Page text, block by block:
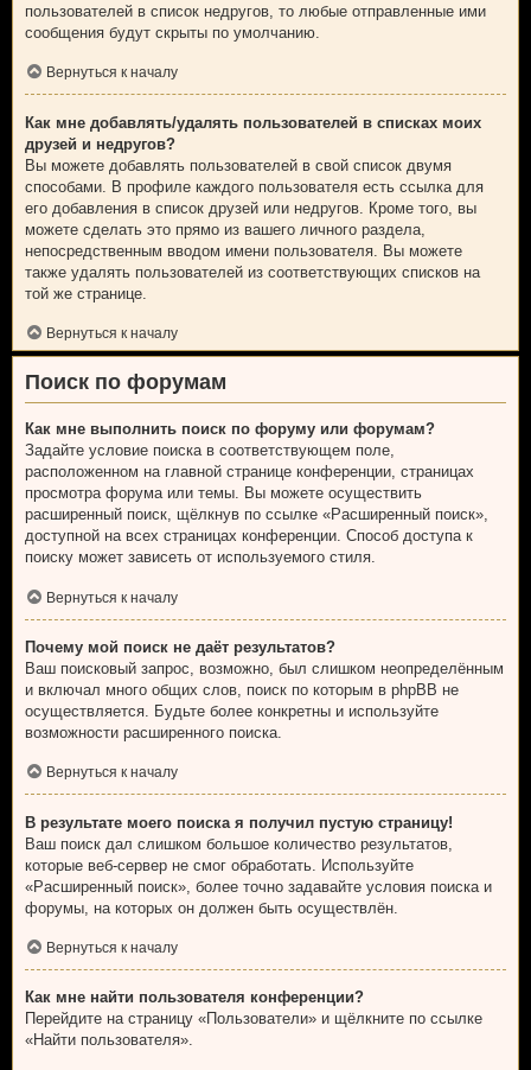
пользователей в список недругов, то любые отправленные ими
сообщения будут скрыты по умолчанию.
Вернуться к началу
Как мне добавлять/удалять пользователей в списках моих
друзей и недругов?
Вы можете добавлять пользователей в свой список двумя
способами. В профиле каждого пользователя есть ссылка для
его добавления в список друзей или недругов. Кроме того, вы
можете сделать это прямо из вашего личного раздела,
непосредственным вводом имени пользователя. Вы можете
также удалять пользователей из соответствующих списков на
той же странице.
Вернуться к началу
Поиск по форумам
Как мне выполнить поиск по форуму или форумам?
Задайте условие поиска в соответствующем поле,
расположенном на главной странице конференции, страницах
просмотра форума или темы. Вы можете осуществить
расширенный поиск, щёлкнув по ссылке «Расширенный поиск»,
доступной на всех страницах конференции. Способ доступа к
поиску может зависеть от используемого стиля.
Вернуться к началу
Почему мой поиск не даёт результатов?
Ваш поисковый запрос, возможно, был слишком неопределённым
и включал много общих слов, поиск по которым в phpBB не
осуществляется. Будьте более конкретны и используйте
возможности расширенного поиска.
Вернуться к началу
В результате моего поиска я получил пустую страницу!
Ваш поиск дал слишком большое количество результатов,
которые веб-сервер не смог обработать. Используйте
«Расширенный поиск», более точно задавайте условия поиска и
форумы, на которых он должен быть осуществлён.
Вернуться к началу
Как мне найти пользователя конференции?
Перейдите на страницу «Пользователи» и щёлкните по ссылке
«Найти пользователя».